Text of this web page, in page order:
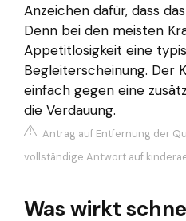
Anzeichen dafür, dass
Denn bei den meisten
Appetitlosigkeit eine
Begleiterscheinung. Der
einfach gegen eine
die Verdauung.
Antrag auf Entfernung der
vollständige Antwort auf
Was wirkt